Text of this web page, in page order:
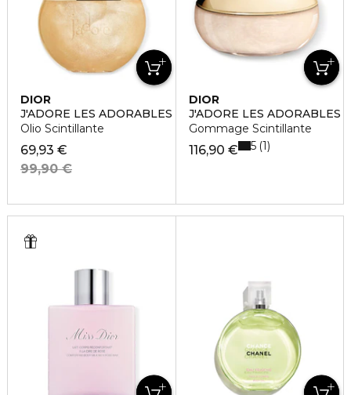
DIOR
J'ADORE LES ADORABLES
Olio Scintillante
69,93 €
99,90 €
DIOR
J'ADORE LES ADORABLES
Gommage Scintillante
116,90 € 5 1